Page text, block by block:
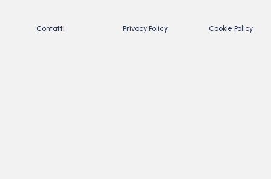
Contatti Privacy Policy Cookie Policy